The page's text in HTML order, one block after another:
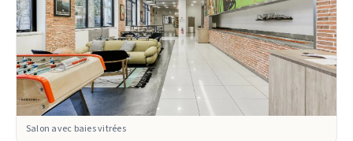
Salon avec baies vitrées